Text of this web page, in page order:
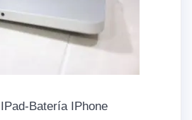
Batería IPhone